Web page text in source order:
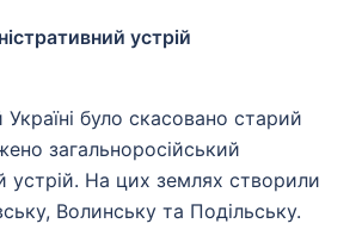
устрій
було скасовано старий
загальноросійський
устрій. На цих землях створили
Волинську та Подільську.